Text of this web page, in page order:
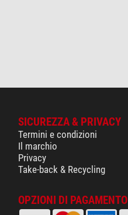
SICUREZZA & PRIVACY
Termini e condizioni
Il marchio
Privacy
Take-back & Recycling
OPZIONI DI PAGAMENTO